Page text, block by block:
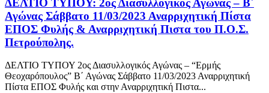
Αγώνας Σάββατο 11/03/2023 Αναρριχητική Πίστα
ΕΠΟΣ Φυλής & Αναρριχητική Πιστα του Π.Ο.Σ.
Πετρούπολης.
ΔΕΛΤΙΟ ΤΥΠΟΥ 2ος Διασυλλογικός Αγώνας – “Ερμής
Θεοχαρόπουλος” Β΄ Αγώνας Σάββατο 11/03/2023 Αναρριχητική
Πίστα ΕΠΟΣ Φυλής και στην Αναρριχητική Πιστα...